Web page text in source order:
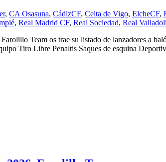
, CA Osasuna, CádizCF, Celta de Vigo, ElcheCF,
, Real Madrid CF, Real Sociedad, Real
Team os trae su listado de lanzadores a
Tiro Libre Penaltis Saques de esquina